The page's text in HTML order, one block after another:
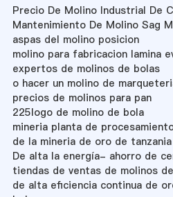
Precio De Molino Industrial De
Mantenimiento De Molino Sag
aspas del molino posicion
molino para fabricacion lamina
expertos de molinos de bolas
o hacer un molino de
precios de molinos para pan
225logo de molino de bola
mineria planta de
de la mineria de oro de tanzania
De alta la energía- ahorro de
tiendas de ventas de molinos
de alta eficiencia continua de